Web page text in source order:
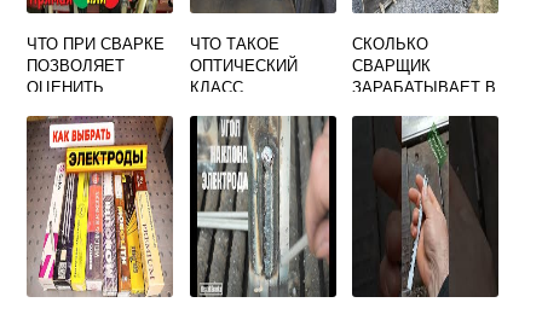
ЧТО ПРИ СВАРКЕ
ПОЗВОЛЯЕТ
ОЦЕНИТЬ
УГЛЕРОДА СЭ
ЧТО ТАКОЕ
ОПТИЧЕСКИЙ
КЛАСС
МАСКИ
СКОЛЬКО
СВАРЩИК
ЗАРАБАТЫВАЕТ В